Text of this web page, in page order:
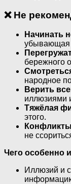
❌ Не
Начинать
убывающая
бережного
народное
Верить
иллюзиями
Тяжёлая
этого.
Конфликты
не
Чего особенно
Иллюзий и